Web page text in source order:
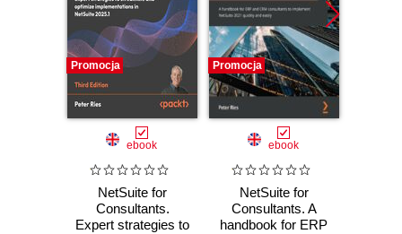
Promocja
ebook
NetSuite for
Consultants.
Expert strategies to
Promocja
ebook
NetSuite for
Consultants. A
handbook for ERP